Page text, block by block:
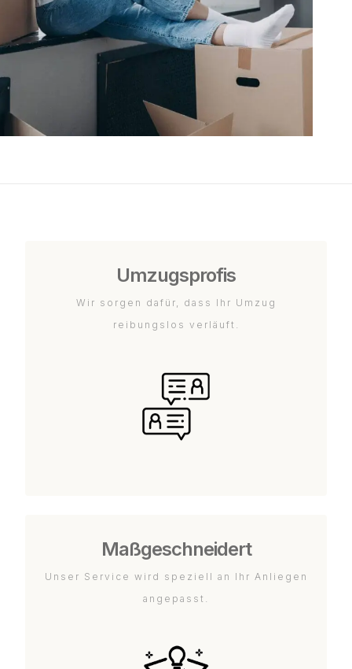
Umzugsprofis
Wir sorgen dafür, dass Ihr Umzug
reibungslos verläuft.
Maßgeschneidert
Unser Service wird speziell an Ihr Anliegen
angepasst.